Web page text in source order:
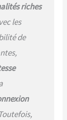
débit
des
volume.
: ouvre
la valve
riches
les
de